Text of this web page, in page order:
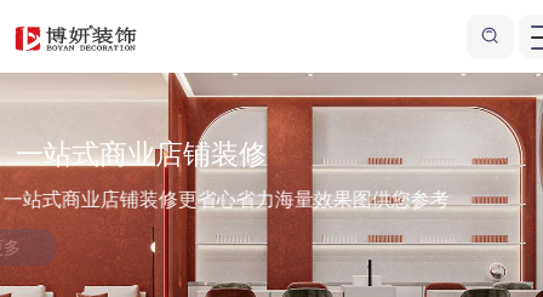
一站式商业店铺装修
一站式商业店铺装修更省心省力海量效果图供您参考
了解更多